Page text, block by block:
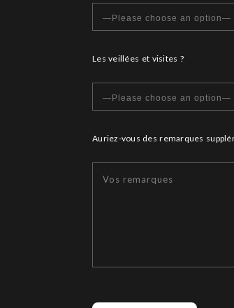
Les veillées et visites ?
Auriez-vous des remarques